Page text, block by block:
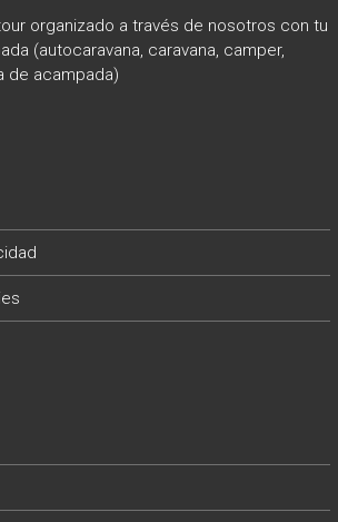
organizado a través de nosotros con tu
(autocaravana, caravana, camper,
de acampada)